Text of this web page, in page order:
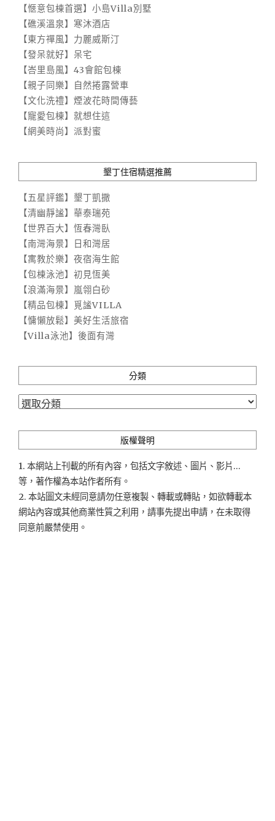
【愜意包棟首選】小島Villa別墅
【礁溪溫泉】寒沐酒店
【東方禪風】力麗威斯汀
【發呆就好】呆宅
【峇里島風】43會館包棟
【親子同樂】自然捲露營車
【文化洗禮】煙波花時間傳藝
【寵愛包棟】就想住這
【網美時尚】派對蜜
墾丁住宿精選推薦
【五星評鑑】墾丁凱撒
【清幽靜謐】華泰瑞苑
【世界百大】恆春灣臥
【南灣海景】日和灣居
【寓教於樂】夜宿海生館
【包棟泳池】初見恆美
【浪滿海景】嵐翎白砂
【精品包棟】覓謐VILLA
【慵懶放鬆】美好生活旅宿
【Villa泳池】後面有灣
分類
分
版權聲明
1. 本網站上刊載的所有內容，包括文字敘述、圖片、影片...
等，著作權為本站作者所有。
2. 本站圖文未經同意請勿任意複製、轉載或轉貼，如欲轉載本
網站內容或其他商業性質之利用，請事先提出申請，在未取得
同意前嚴禁使用。